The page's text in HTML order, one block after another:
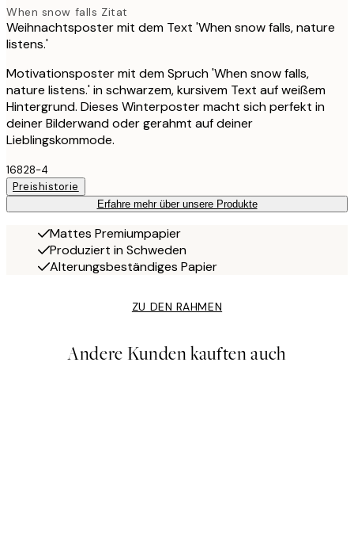
When snow falls Zitat
Weihnachtsposter mit dem Text 'When snow falls, nature
listens.'
Motivationsposter mit dem Spruch 'When snow falls,
nature listens.' in schwarzem, kursivem Text auf weißem
Hintergrund. Dieses Winterposter macht sich perfekt in
deiner Bilderwand oder gerahmt auf deiner
Lieblingskommode.
16828-4
Preishistorie
Erfahre mehr über unsere Produkte
Mattes Premiumpapier
Produziert in Schweden
Alterungsbeständiges Papier
ZU DEN RAHMEN
Andere Kunden kauften auch